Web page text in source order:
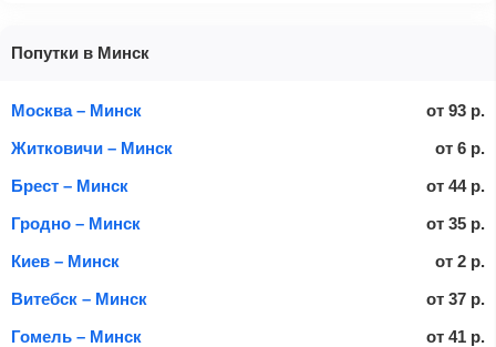
Попутки в Минск
Москва – Минск от 93 р.
Житковичи – Минск
от 6 р.
Брест – Минск
от 44 р.
Гродно – Минск
от 35 р.
Киев – Минск
от 2 р.
Витебск – Минск
от 37 р.
Гомель – Минск
от 41 р.